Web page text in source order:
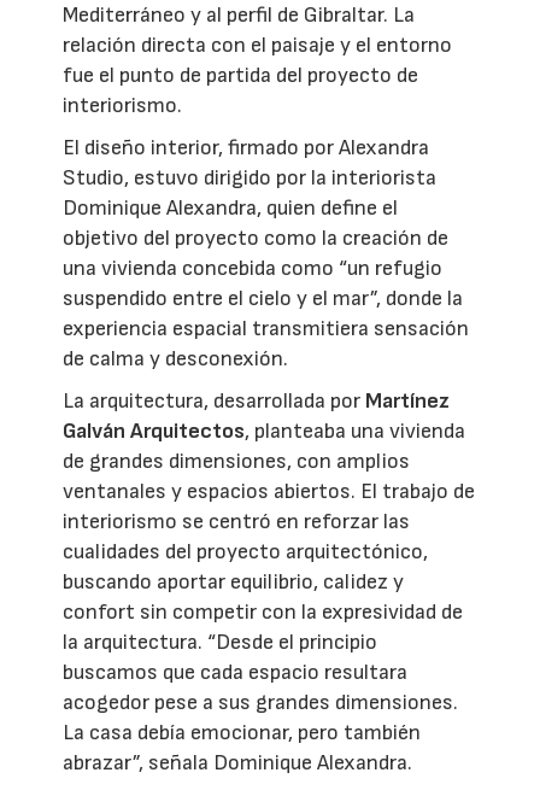
Mediterráneo y al perfil de Gibraltar. La
relación directa con el paisaje y el entorno
fue el punto de partida del proyecto de
interiorismo.
El diseño interior, firmado por Alexandra
Studio, estuvo dirigido por la interiorista
Dominique Alexandra, quien define el
objetivo del proyecto como la creación de
una vivienda concebida como “un refugio
suspendido entre el cielo y el mar”, donde la
experiencia espacial transmitiera sensación
de calma y desconexión.
La arquitectura, desarrollada por Martínez
Galván Arquitectos, planteaba una vivienda
de grandes dimensiones, con amplios
ventanales y espacios abiertos. El trabajo de
interiorismo se centró en reforzar las
cualidades del proyecto arquitectónico,
buscando aportar equilibrio, calidez y
confort sin competir con la expresividad de
la arquitectura. “Desde el principio
buscamos que cada espacio resultara
acogedor pese a sus grandes dimensiones.
La casa debía emocionar, pero también
abrazar”, señala Dominique Alexandra.